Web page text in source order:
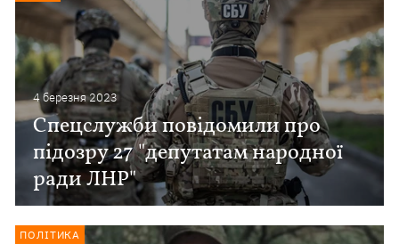
4 березня 2023
Спецслужби повідомили про
підозру 27 "депутатам народної
ради ЛНР"
ПОЛІТИКА